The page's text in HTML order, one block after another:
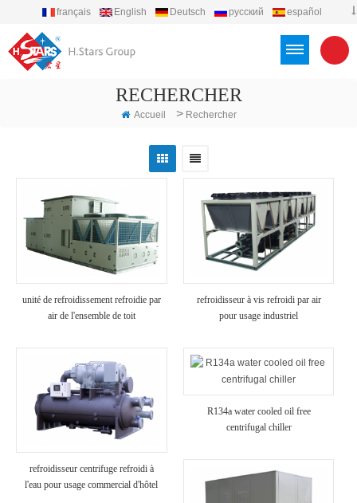
français English Deutsch русский
español
RECHERCHER
Accueil > Rechercher
unité de refroidissement refroidie par
air de l'ensemble de toit
refroidisseur à vis refroidi par air
pour usage industriel
refroidisseur centrifuge refroidi à
l'eau pour usage commercial d'hôtel
R134a water cooled oil free
centrifugal chiller